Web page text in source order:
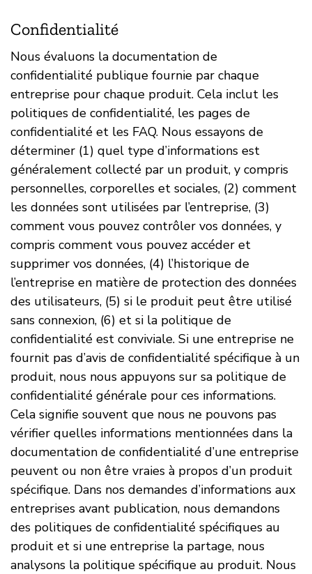
Confidentialité
Nous évaluons la documentation de
confidentialité publique fournie par chaque
entreprise pour chaque produit. Cela inclut les
politiques de confidentialité, les pages de
confidentialité et les FAQ. Nous essayons de
déterminer (1) quel type d’informations est
généralement collecté par un produit, y compris
personnelles, corporelles et sociales, (2) comment
les données sont utilisées par l’entreprise, (3)
comment vous pouvez contrôler vos données, y
compris comment vous pouvez accéder et
supprimer vos données, (4) l’historique de
l’entreprise en matière de protection des données
des utilisateurs, (5) si le produit peut être utilisé
sans connexion, (6) et si la politique de
confidentialité est conviviale. Si une entreprise ne
fournit pas d’avis de confidentialité spécifique à un
produit, nous nous appuyons sur sa politique de
confidentialité générale pour ces informations.
Cela signifie souvent que nous ne pouvons pas
vérifier quelles informations mentionnées dans la
documentation de confidentialité d’une entreprise
peuvent ou non être vraies à propos d’un produit
spécifique. Dans nos demandes d’informations aux
entreprises avant publication, nous demandons
des politiques de confidentialité spécifiques au
produit et si une entreprise la partage, nous
analysons la politique spécifique au produit. Nous